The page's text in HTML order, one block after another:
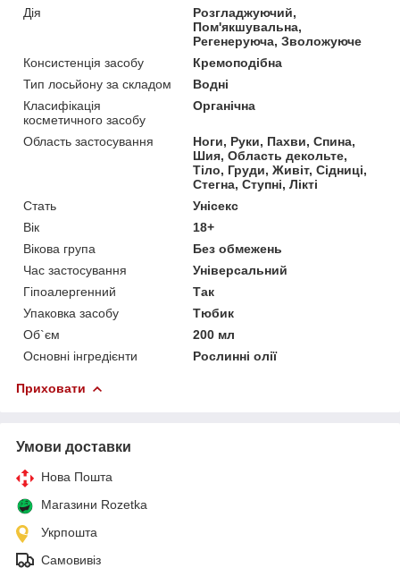
Дія
Розгладжуючий,
Пом'якшувальна,
Регенеруюча, Зволожуюче
Консистенція засобу
Кремоподібна
Тип лосьйону за складом
Водні
Класифікація
косметичного засобу
Органічна
Область застосування
Ноги, Руки, Пахви, Спина,
Шия, Область декольте,
Тіло, Груди, Живіт, Сідниці,
Стегна, Ступні, Лікті
Стать
Унісекс
Вік
18+
Вікова група
Без обмежень
Час застосування
Універсальний
Гіпоалергенний
Так
Упаковка засобу
Тюбик
Об`єм
200 мл
Основні інгредієнти
Рослинні олії
Приховати
Умови доставки
Нова Пошта
Магазини Rozetka
Укрпошта
Самовивіз